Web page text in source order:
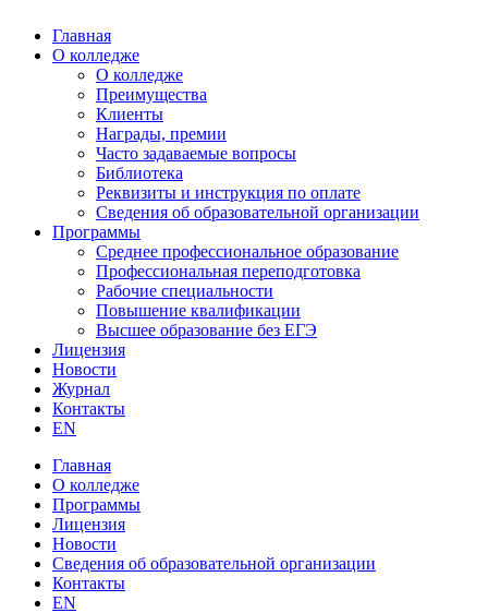
Главная
О колледже
О колледже
Преимущества
Клиенты
Награды, премии
Часто задаваемые вопросы
Библиотека
Реквизиты и инструкция по оплате
Сведения об образовательной организации
Программы
Среднее профессиональное образование
Профессиональная переподготовка
Рабочие специальности
Повышение квалификации
Высшее образование без ЕГЭ
Лицензия
Новости
Журнал
Контакты
EN
Главная
О колледже
Программы
Лицензия
Новости
Сведения об образовательной организации
Контакты
EN